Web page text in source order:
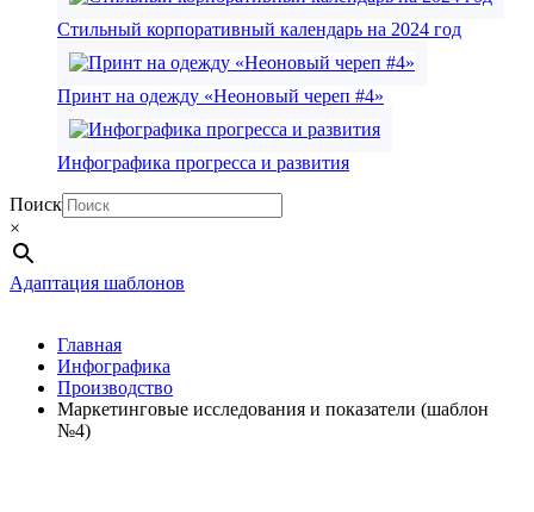
Стильный корпоративный календарь на 2024 год
Принт на одежду «Неоновый череп #4»
Инфографика прогресса и развития
Поиск
×
Адаптация шаблонов
Главная
Инфографика
Производство
Маркетинговые исследования и показатели (шаблон
№4)